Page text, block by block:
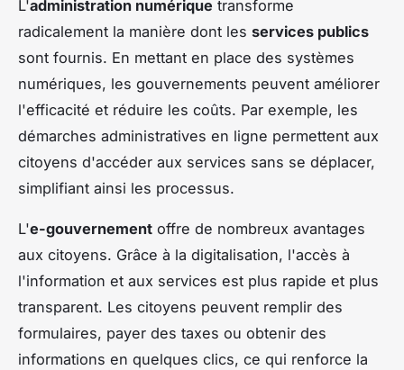
L'administration numérique transforme
radicalement la manière dont les services publics
sont fournis. En mettant en place des systèmes
numériques, les gouvernements peuvent améliorer
l'efficacité et réduire les coûts. Par exemple, les
démarches administratives en ligne permettent aux
citoyens d'accéder aux services sans se déplacer,
simplifiant ainsi les processus.
L'e-gouvernement offre de nombreux avantages
aux citoyens. Grâce à la digitalisation, l'accès à
l'information et aux services est plus rapide et plus
transparent. Les citoyens peuvent remplir des
formulaires, payer des taxes ou obtenir des
informations en quelques clics, ce qui renforce la